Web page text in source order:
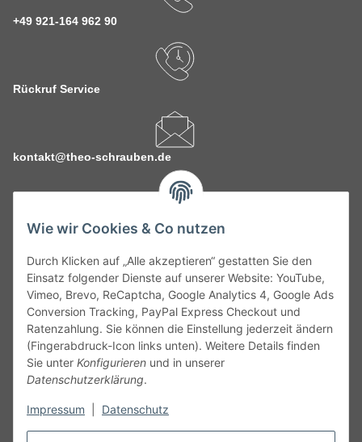
Wie wir Cookies & Co nutzen
Durch Klicken auf „Alle akzeptieren“ gestatten Sie den
Einsatz folgender Dienste auf unserer Website: YouTube,
Vimeo, Brevo, ReCaptcha, Google Analytics 4, Google Ads
Conversion Tracking, PayPal Express Checkout und
Ratenzahlung. Sie können die Einstellung jederzeit ändern
(Fingerabdruck-Icon links unten). Weitere Details finden
Sie unter Konfigurieren und in unserer
Datenschutzerklärung.
Impressum Datenschutz
+49 921-164 962 90
Rückruf Service
kontakt@theo-schrauben.de
Service
Gesetzliche Informationen
Alle technischen Angaben ohne Gewähr. Irrtümer und fehlerhafte
Angaben vorbehalten. Wenn Sie Datenblätter oder spezielle
unseren Kundenservice. Abbildungen der Artikel können